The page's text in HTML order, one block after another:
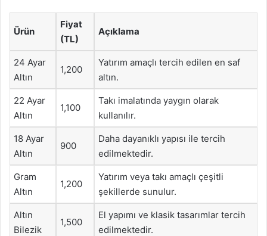
Ürün
Fiyat
(TL)
Açıklama
24 Ayar
Altın
1,200
Yatırım amaçlı tercih edilen en saf
altın.
22 Ayar
Altın
1,100
Takı imalatında yaygın olarak
kullanılır.
18 Ayar
Altın
900
Daha dayanıklı yapısı ile tercih
edilmektedir.
Gram
Altın
1,200
Yatırım veya takı amaçlı çeşitli
şekillerde sunulur.
Altın
Bilezik
1,500
El yapımı ve klasik tasarımlar tercih
edilmektedir.